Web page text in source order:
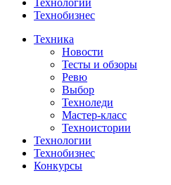
Технологии
Технобизнес
Техника
Новости
Тесты и обзоры
Ревю
Выбор
Техноледи
Мастер-класс
Техноистории
Технологии
Технобизнес
Конкурсы